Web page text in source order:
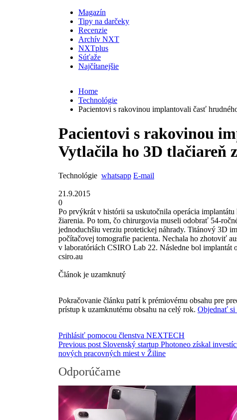
Magazín
Tipy na darčeky
Recenzie
Archív NXT
NXTplus
Súťaže
Najčítanejšie
Home
Technológie
Pacientovi s rakovinou implantovali časť
Pacientovi s rakovinou
Vytlačila ho 3D tlačiareň
Technológie whatsapp E-mail
21.9.2015
0
Po prvýkrát v histórii sa uskutočnila operácia
žiarenia. Po tom, čo chirurgovia museli odobrať 54-
jednoduchšiu verziu protetickej náhrady. Titánový 3D
počítačovej tomografie pacienta. Nechala ho zhotoviť
v laboratóriách CSIRO Lab 22. Následne bol implantát
csiro.au
Článok je uzamknutý
Pokračovanie článku patrí k prémiovému obsahu pre
prístup k uzamknutému obsahu na celý rok. Objednať si
Prihlásiť pomocou členstva NEXTECH
Previous post Slovenský startup Photoneo získal
nových pracovných miest v Žiline
Odporúčame